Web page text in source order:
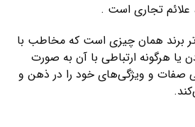
، علائم تجاری است .
تر برند همان چیزی است که مخاطب با
هرگونه ارتباطی با آن به صورت
صفات و ویژگی‌های خود را در ذهن و